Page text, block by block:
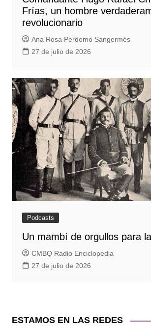
Frías, un hombre
revolucionario
Ana Rosa Perdomo Sangermés
27 de julio de 2026
Podcasts
Un mambí de orgullos para
CMBQ Radio Enciclopedia
27 de julio de 2026
ESTAMOS EN LAS REDES